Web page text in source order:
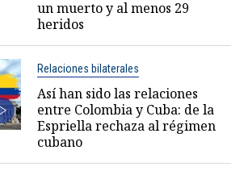
un muerto y al menos 29
heridos
Relaciones bilaterales
Así han sido las relaciones
entre Colombia y Cuba: de la
Espriella rechaza al régimen
cubano